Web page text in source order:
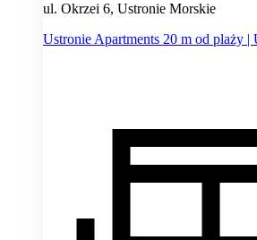
ul. Okrzei 6, Ustronie Morskie
Ustronie Apartments 20 m od plaży |